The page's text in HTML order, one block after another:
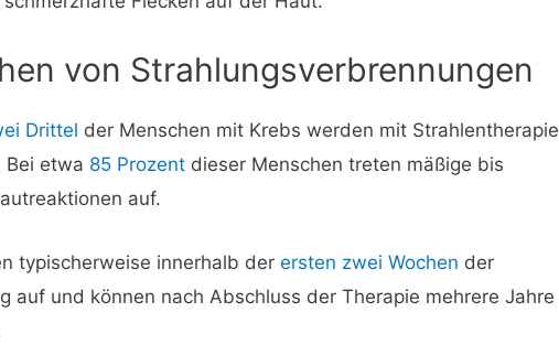
von Strahlungsverbrennungen
Drittel der Menschen mit Krebs werden mit Strahlentherapie
Bei etwa 85 Prozent dieser Menschen treten mäßige bis
auf.
typischerweise innerhalb derersten zwei Wochen der
auf und können nach Abschluss der Therapie mehrere Jahre